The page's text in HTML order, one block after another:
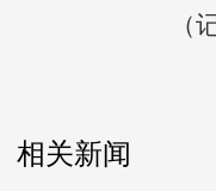
（记
相关新闻